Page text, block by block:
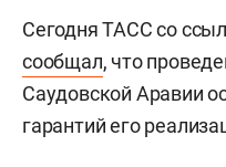
Сегодня ТАСС со
сообщал, что
Саудовской Аравии
гарантий его